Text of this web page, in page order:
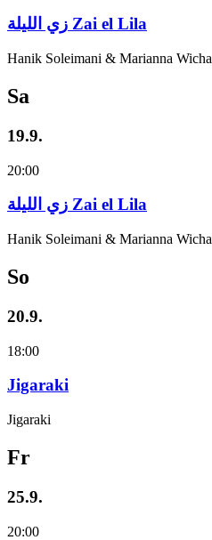
زي‌ اللیلة Zai el Lila
Hanik Soleimani & Marianna Wicha
Sa
19.9.
20:00
زي‌ اللیلة Zai el Lila
Hanik Soleimani & Marianna Wicha
So
20.9.
18:00
Jigaraki
Jigaraki
Fr
25.9.
20:00